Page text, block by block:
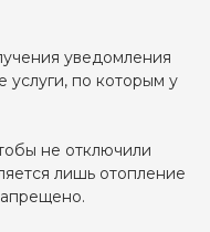
уведомления
услуги, по которым у
не отключили
лишь отопление